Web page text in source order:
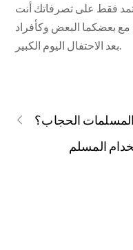
فقط على تصرفاتك أنت
بعضكما البعض وكأفراد
المسلم